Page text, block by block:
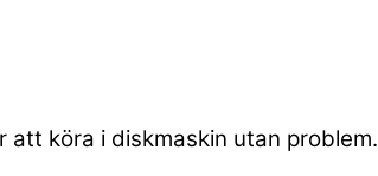
köra i diskmaskin utan